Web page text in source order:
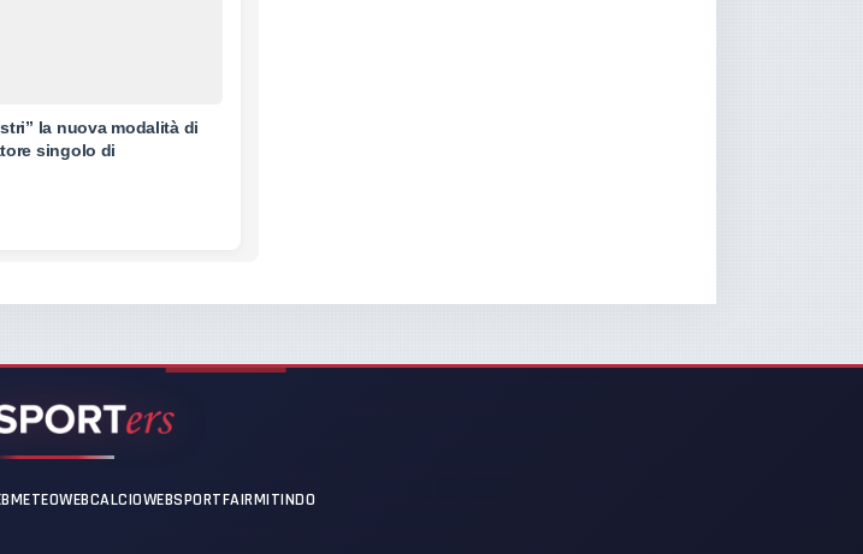
la nuova modalità di
singolo di
METEOWEBCALCIOWEBSPORTFAIRMITINDO